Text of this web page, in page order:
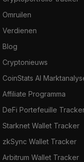
Omruilen
Verdienen
Blog
Cryptonieuws
CoinStats AI
Affiliate Programma
DeFi Portefeuille
Starknet Wallet Tracker
zkSync Wallet Tracker
Arbitrum Wallet Tracker